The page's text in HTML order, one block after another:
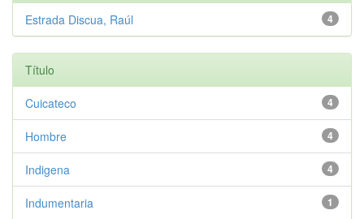
4
Estrada Discua, Raúl
Título
4
Cuicateco
4
Hombre
4
Indigena
1
Indumentaria